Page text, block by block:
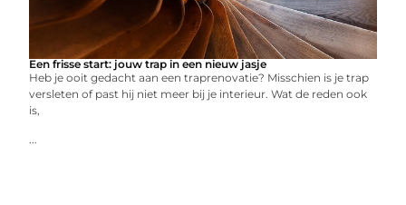
Een frisse start: jouw trap in een nieuw jasje
Heb je ooit gedacht aan een traprenovatie? Misschien is je trap
versleten of past hij niet meer bij je interieur. Wat de reden ook
is,
...